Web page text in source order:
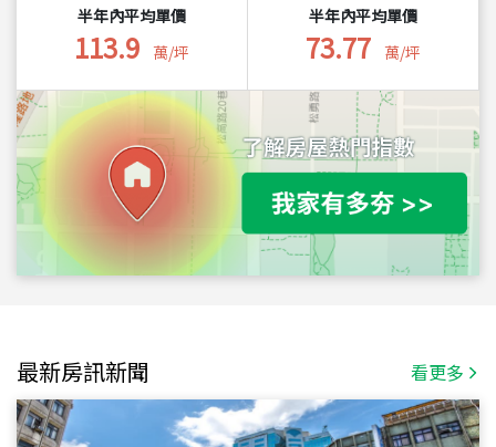
半年內平均單價
113.9 萬/坪
半年內平均單價
73.77 萬/坪
最新房訊新聞 看更多